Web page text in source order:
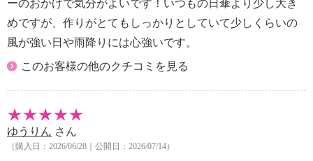
ーのおかげで気分がよいです！いつもの日傘より少し大き
めですが、作りがとてもしっかりとしていて少しくらいの
風が強い日や雨降りには心強いです。
このお客様の他のクチコミを見る
ゆうりん さん
（購入日：2026/06/28｜公開日：2026/07/14）